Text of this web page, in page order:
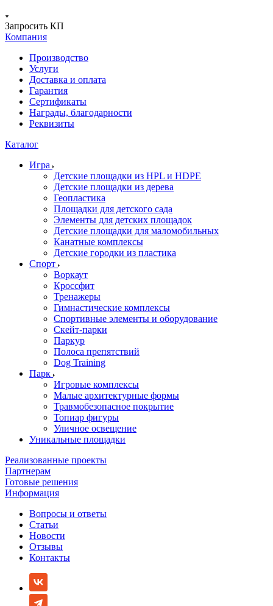
Запросить КП
Компания
Производство
Услуги
Доставка и оплата
Гарантия
Сертификаты
Награды, благодарности
Реквизиты
Каталог
Игра
Детские площадки из HPL и HDPE
Детские площадки из дерева
Геопластика
Площадки для детского сада
Элементы для детских площадок
Детские площадки для маломобильных
Канатные комплексы
Детские городки из пластика
Спорт
Воркаут
Кроссфит
Тренажеры
Гимнастические комплексы
Спортивные элементы и оборудование
Скейт-парки
Паркур
Полоса препятствий
Dog Training
Парк
Игровые комплексы
Малые архитектурные формы
Травмобезопасное покрытие
Топиар фигуры
Уличное освещение
Уникальные площадки
Реализованные проекты
Партнерам
Готовые решения
Информация
Вопросы и ответы
Статьи
Новости
Отзывы
Контакты